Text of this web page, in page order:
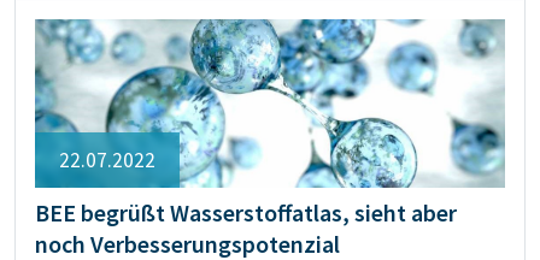
22.07.2022
BEE begrüßt Wasserstoffatlas, sieht aber
noch Verbesserungspotenzial